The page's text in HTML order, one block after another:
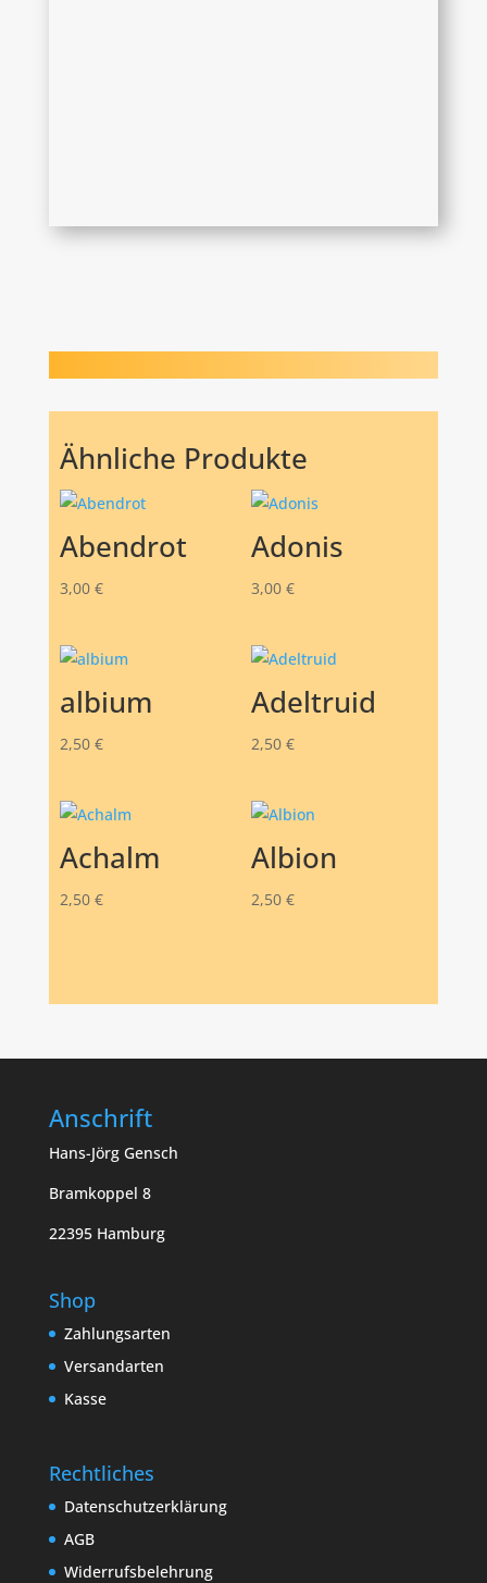
Ähnliche Produkte
Abendrot
3,00 €
Adonis
3,00 €
albium
2,50 €
Adeltruid
2,50 €
Achalm
2,50 €
Albion
2,50 €
Anschrift
Hans-Jörg Gensch
Bramkoppel 8
22395 Hamburg
Shop
Zahlungsarten
Versandarten
Kasse
Rechtliches
Datenschutzerklärung
AGB
Widerrufsbelehrung